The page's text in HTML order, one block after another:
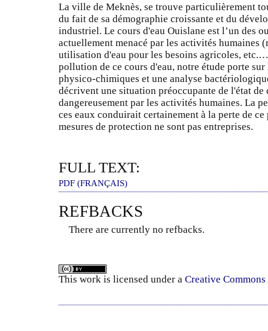
La ville de Meknès, se trouve particulièrement
du fait de sa démographie croissante et du
industriel. Le cours d'eau Ouislane est l’un des
actuellement menacé par les activités humaines
utilisation d'eau pour les besoins agricoles,
pollution de ce cours d'eau, notre étude porte
physico-chimiques et une analyse
décrivent une situation préoccupante de l'état de
dangereusement par les activités humaines. La
ces eaux conduirait certainement à la perte de
mesures de protection ne sont pas entreprises.
FULL TEXT:
PDF (FRANÇAIS)
REFBACKS
There are currently no refbacks.
This work is licensed under a Creative